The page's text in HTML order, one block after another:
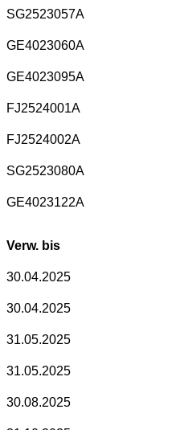
SG2523057A
GE4023060A
GE4023095A
FJ2524001A
FJ2524002A
SG2523080A
GE4023122A
Verw. bis
30.04.2025
30.04.2025
31.05.2025
31.05.2025
30.08.2025